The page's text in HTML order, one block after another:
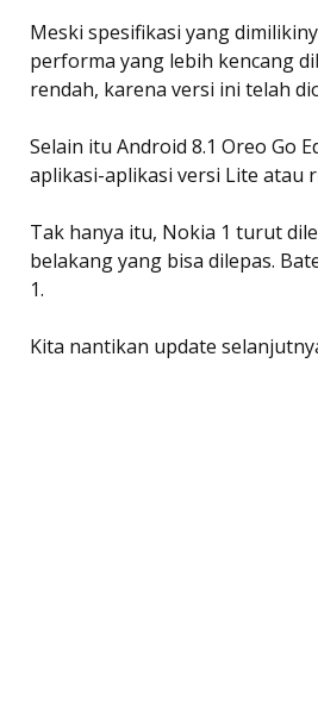
Meski spesifikasi yang
performa yang lebih kencang
rendah, karena versi ini telah
Selain itu Android 8.1 Oreo Go
aplikasi-aplikasi versi Lite atau
Tak hanya itu, Nokia 1 turut
belakang yang bisa dilepas.
1.
Kita nantikan update